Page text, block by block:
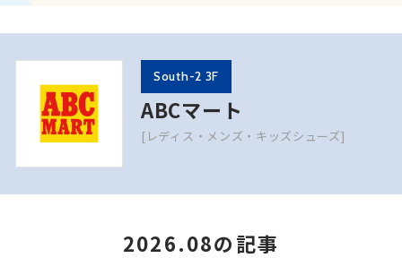
South-2 3F
ABCマート
[レディス・メンズ・キッズシューズ]
2026.08の記事